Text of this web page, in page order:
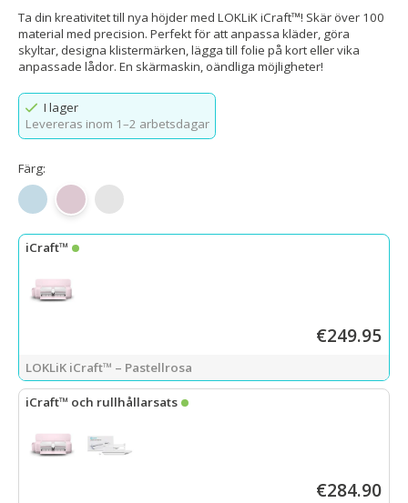
Ta din kreativitet till nya höjder med LOKLiK iCraft™! Skär över 100
material med precision. Perfekt för att anpassa kläder, göra
skyltar, designa klistermärken, lägga till folie på kort eller vika
anpassade lådor. En skärmaskin, oändliga möjligheter!
I lager
Levereras inom 1–2 arbetsdagar
Färg:
Bubble Blue
Pastellrosa
Daisyvit
iCraft™
€249.95
LOKLiK iCraft™ – Pastellrosa
iCraft™ och rullhållarsats
€284.90
LOKLiK iCraft™ – Pastellrosa